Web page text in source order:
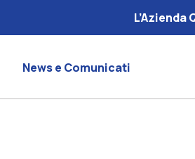
L’Azienda
News e Comunicati